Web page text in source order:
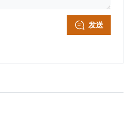
发送